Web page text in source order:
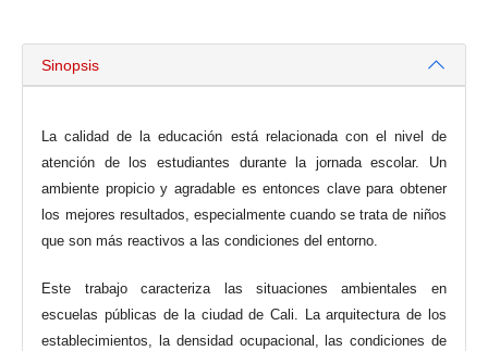
Sinopsis
La calidad de la educación está relacionada con el nivel de
atención de los estudiantes durante la jornada escolar. Un
ambiente propicio y agradable es entonces clave para obtener
los mejores resultados, especialmente cuando se trata de niños
que son más reactivos a las condiciones del entorno.
Este trabajo caracteriza las situaciones ambientales en
escuelas públicas de la ciudad de Cali. La arquitectura de los
establecimientos, la densidad ocupacional, las condiciones de